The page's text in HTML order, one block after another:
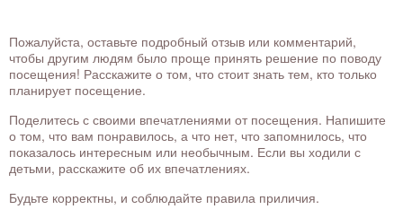
Пожалуйста, оставьте подробный отзыв или комментарий,
чтобы другим людям было проще принять решение по поводу
посещения! Расскажите о том, что стоит знать тем, кто только
планирует посещение.
Поделитесь с своими впечатлениями от посещения. Напишите
о том, что вам понравилось, а что нет, что запомнилось, что
показалось интересным или необычным. Если вы ходили с
детьми, расскажите об их впечатлениях.
Будьте корректны, и соблюдайте правила приличия.